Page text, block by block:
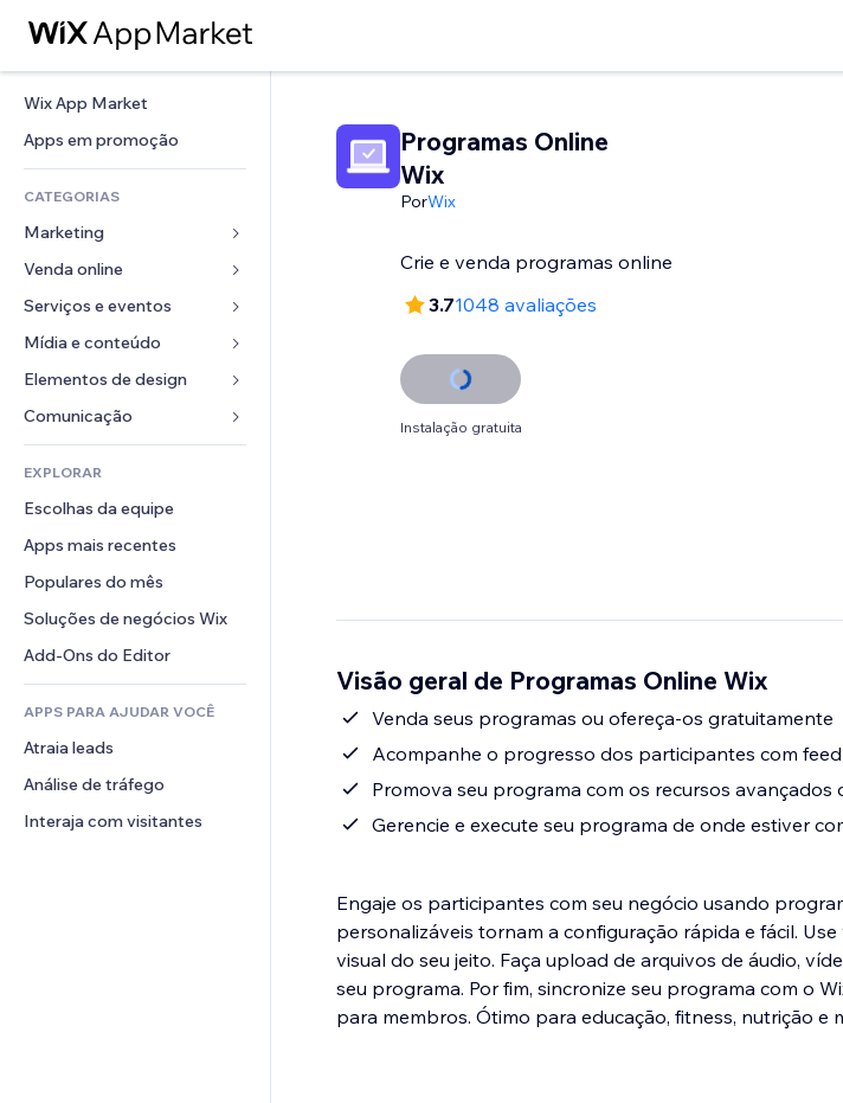
Wix App Market
Apps em promoção
CATEGORIAS
Marketing
Anúncios
Mobile
Análises
Listas do site
Email
Venda online
Apps para lojas
Frete e entrega
Botões de venda
Contabilidade
Cupons e fidelidade
Soluções de armazenamento
Serviços e eventos
Hotéis
Eventos
Restaurantes
Imobiliária
Meus agendamentos
Mídia e conteúdo
Galeria
Músicas
Podcasts
Fotografia
Vídeo
PDF
Compartilhamento de arquivos
Notícias
Elementos de design
Mapas e navegação
Privacidade e segurança
Relógio
Templates de página
Efeitos de imagem
Botões e menus
Banners e selos
Calculadoras
Busca
Previsão do tempo
Tabelas e gráficos
Formulários
Enquetes
Chat
Comentários
Telefone
Comunidade
Avaliações e depoimentos
CRM
EXPLORAR
Escolhas da equipe
Apps mais recentes
Populares do mês
Soluções de negócios Wix
Add-Ons do Editor
APPS PARA AJUDAR VOCÊ
Atraia leads
Análise de tráfego
Interaja com visitantes
Programas Online
Wix
PorWix
Crie e venda programas online
3.71048 avaliações
Instalação gratuita
Visão geral de Programas Online Wix
Venda seus programas ou ofereça-os gratuitamente
Acompanhe o progresso dos participantes com
Promova seu programa com os recursos avançados
Gerencie e execute seu programa de onde estiver
Engaje os participantes com seu negócio usando
personalizáveis tornam a configuração rápida e fácil.
visual do seu jeito. Faça upload de arquivos de áudio,
seu programa. Por fim, sincronize seu programa com o
para membros. Ótimo para educação, fitness, nutrição e